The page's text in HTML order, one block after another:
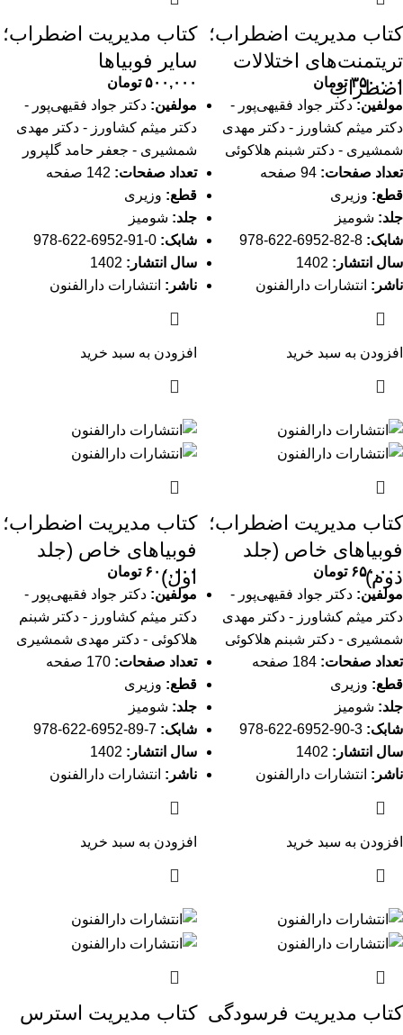
کتاب مدیریت اضطراب؛
تریتمنت‌های اختلالات
اضطراب
۳۵۰,۰۰۰ تومان
مولفین:دکتر جواد فقیهی‌پور -
دکتر میثم کشاورز - دکتر مهدی
شمشیری - دکتر شبنم هلاکوئی
تعداد صفحات:
قطع: وزیری
جلد: شومیز
شابک:
سال انتشار:
ناشر: انتشارات دارالفنون
افزودن به سبد خرید
کتاب مدیریت اضطراب؛
سایر فوبیاها
۵۰۰,۰۰۰ تومان
مولفین: دکتر جواد فقیهی‌پور -
دکتر میثم کشاورز - دکتر مهدی
شمشیری - جعفر حامد گلپرور
تعداد صفحات:
قطع: وزیری
جلد: شومیز
شابک:
سال انتشار:
ناشر: انتشارات دارالفنون
افزودن به سبد خرید
کتاب مدیریت اضطراب؛
فوبیاهای خاص (جلد
دوم)
۶۵۰,۰۰۰ تومان
مولفین: دکتر جواد فقیهی‌پور -
دکتر میثم کشاورز - دکتر مهدی
شمشیری - دکتر شبنم هلاکوئی
تعداد صفحات:
قطع: وزیری
جلد: شومیز
شابک:
سال انتشار:
ناشر: انتشارات دارالفنون
افزودن به سبد خرید
کتاب مدیریت اضطراب؛
فوبیاهای خاص (جلد
اول)
۶۰۰,۰۰۰ تومان
مولفین: دکتر جواد فقیهی‌پور -
دکتر میثم کشاورز - دکتر شبنم
هلاکوئی - دکتر مهدی شمشیری
تعداد صفحات:
قطع: وزیری
جلد: شومیز
شابک:
سال انتشار:
ناشر: انتشارات دارالفنون
افزودن به سبد خرید
کتاب مدیریت فرسودگی کتاب مدیریت استرس